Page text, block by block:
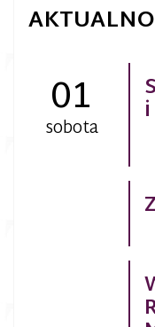
01
sobota